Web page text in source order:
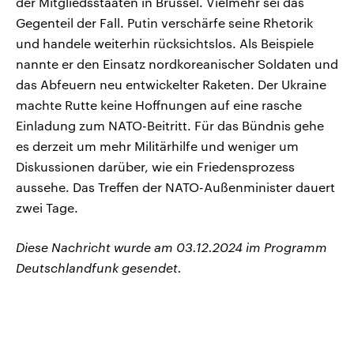
Gegenteil der Fall. Putin verschärfe seine Rhetorik
und handele weiterhin rücksichtslos. Als Beispiele
nannte er den Einsatz nordkoreanischer Soldaten und
das Abfeuern neu entwickelter Raketen. Der Ukraine
machte Rutte keine Hoffnungen auf eine rasche
Einladung zum NATO-Beitritt. Für das Bündnis gehe
es derzeit um mehr Militärhilfe und weniger um
Diskussionen darüber, wie ein Friedensprozess
aussehe. Das Treffen der NATO-Außenminister dauert
zwei Tage.
Diese Nachricht wurde am 03.12.2024 im Programm
Deutschlandfunk gesendet.